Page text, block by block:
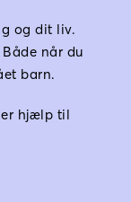
og dit liv.
når du
barn.
hjælp til